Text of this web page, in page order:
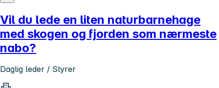
Vil du lede en liten naturbarnehage
med skogen og fjorden som nærmeste
nabo?
Daglig leder / Styrer